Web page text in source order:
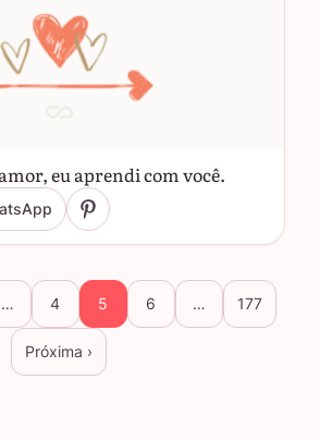
eu aprendi com você.
… 4 5 6 … 177
Próxima ›